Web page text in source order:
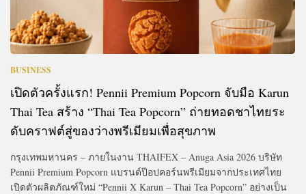
BUSINESS
เปิดตัวครั้งแรก! Pennii Premium Popcorn จับมือ Karun
Thai Tea สร้าง “Thai Tea Popcorn” ถ่ายทอดชาไทยระ
ดับคราฟต์สู่ของว่างพรีเมียมเพื่อสุขภาพ
กรุงเทพมหานคร – ภายในงาน THAIFEX – Anuga Asia 2026 บริษัท
Pennii Premium Popcorn แบรนด์ป๊อปคอร์นพรีเมียมจากประเทศไทย
เปิดตัวผลิตภัณฑ์ใหม่ “Pennii X Karun – Thai Tea Popcorn” อย่างเป็น